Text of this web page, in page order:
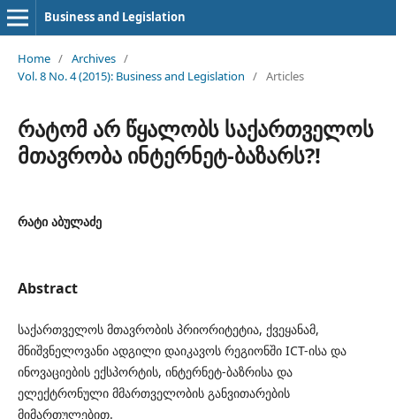
Business and Legislation
Home / Archives /
Vol. 8 No. 4 (2015): Business and Legislation / Articles
რატომ არ წყალობს საქართველოს
მთავრობა ინტერნეტ-ბაზარს?!
რატი აბულაძე
Abstract
საქართველოს მთავრობის პრიორიტეტია, ქვეყანამ,
მნიშვნელოვანი ადგილი დაიკავოს რეგიონში ICT-ისა და
ინოვაციების ექსპორტის, ინტერნეტ-ბაზრისა და
ელექტრონული მმართველობის განვითარების
მიმართულებით.